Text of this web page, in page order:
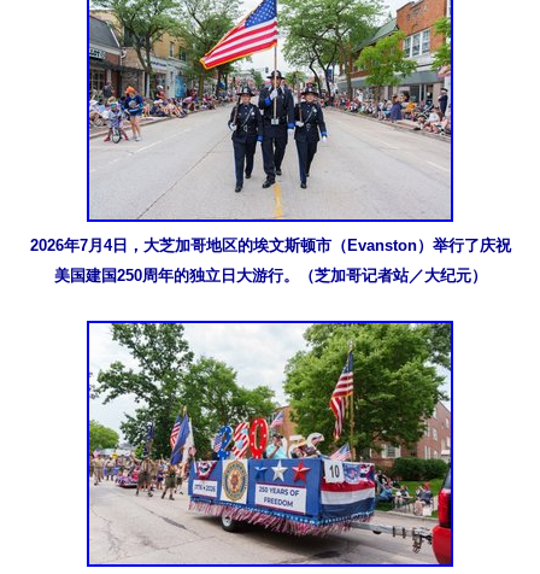
2026年7月4日，大芝加哥地区的埃文斯顿市（Evanston）举行了庆祝
美国建国250周年的独立日大游行。（芝加哥记者站／大纪元）